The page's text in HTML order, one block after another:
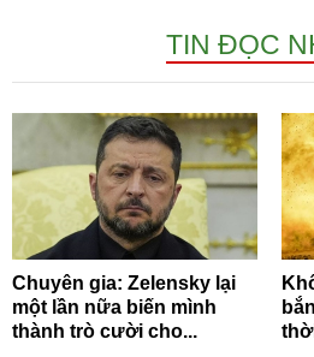
TIN ĐỌC
Chuyên gia: Zelensky lại
một lần nữa biến mình
thành trò cười cho...